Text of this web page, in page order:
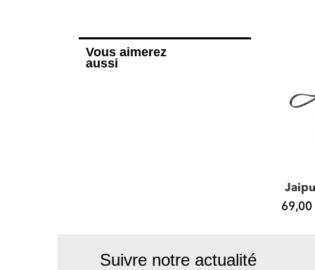
Vous aimerez
aussi
69,00
Suivre notre actualité